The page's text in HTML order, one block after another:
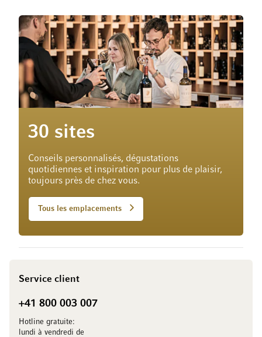
30 sites
Conseils personnalisés, dégustations
quotidiennes et inspiration pour plus de plaisir,
toujours près de chez vous.
Tous les emplacements
Service client
+41 800 003 007
Hotline gratuite:
lundi à vendredi de